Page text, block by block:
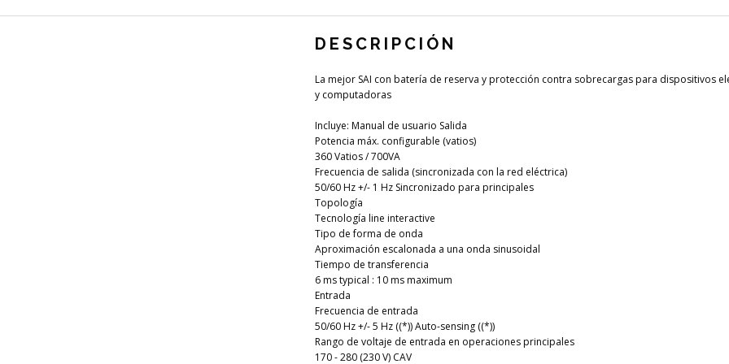
DESCRIPCIÓN
La mejor SAI con batería de reserva y protección contra sobrecargas para dispositivos
y computadoras
Incluye: Manual de usuario Salida
Potencia máx. configurable (vatios)
360 Vatios / 700VA
Frecuencia de salida (sincronizada con la red eléctrica)
50/60 Hz +/- 1 Hz Sincronizado para principales
Topología
Tecnología line interactive
Tipo de forma de onda
Aproximación escalonada a una onda sinusoidal
Tiempo de transferencia
6 ms typical : 10 ms maximum
Entrada
Frecuencia de entrada
50/60 Hz +/- 5 Hz ((*)) Auto-sensing ((*))
Rango de voltaje de entrada en operaciones principales
170 - 280 (230 V) CAV